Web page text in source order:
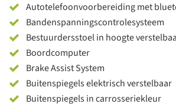
Autotelefoonvoorbereiding met
Bandenspanningscontrolesysteem
Bestuurdersstoel in hoogte
Boordcomputer
Brake Assist System
Buitenspiegels elektrisch verstelbaar
Buitenspiegels in carrosseriekleur